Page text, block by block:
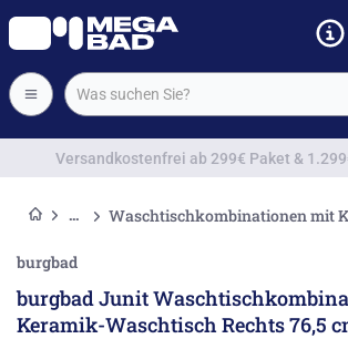
Waschtischkombinationen mit
burgbad
burgbad Junit
Keramik-Waschtisch Rechts 76,5